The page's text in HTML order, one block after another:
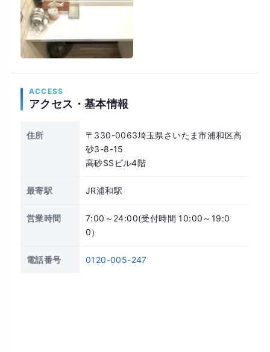
ごと理想の形へ変えてしまいましょう！ お身体と
人生を変えるチャンスです。是非、無料カウンセ
リングにお申し込みいただき皆様の理想の未来を
お聞かせ下さい。 ご一緒に、素敵な未来を手に入
れましょう！お待ちしております。
ACCESS
アクセス・基本情報
住所
〒330-0063埼玉県さいたま市浦和区高
砂3-8-15
高砂SSビル4階
最寄駅 JR浦和駅
営業時間
7:00～24:00(受付時間 10:00～19:0
0）
電話番号 0120-005-247